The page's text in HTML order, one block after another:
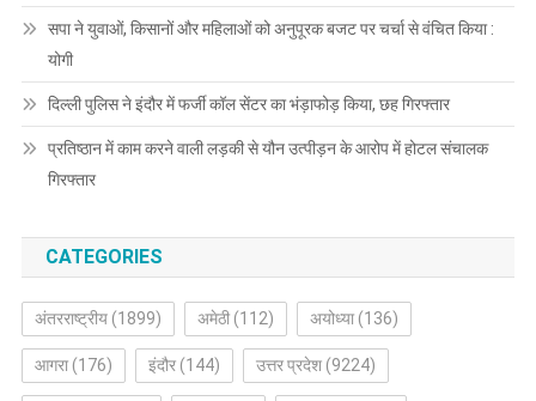
सपा ने युवाओं, किसानों और महिलाओं को अनुपूरक बजट पर चर्चा से वंचित किया :
योगी
दिल्ली पुलिस ने इंदौर में फर्जी कॉल सेंटर का भंड़ाफोड़ किया, छह गिरफ्तार
प्रतिष्ठान में काम करने वाली लड़की से यौन उत्पीड़न के आरोप में होटल संचालक
गिरफ्तार
CATEGORIES
अंतरराष्ट्रीय(1899) अमेठी(112) अयोध्या(136)
आगरा(176) इंदौर(144) उत्तर प्रदेश(9224)